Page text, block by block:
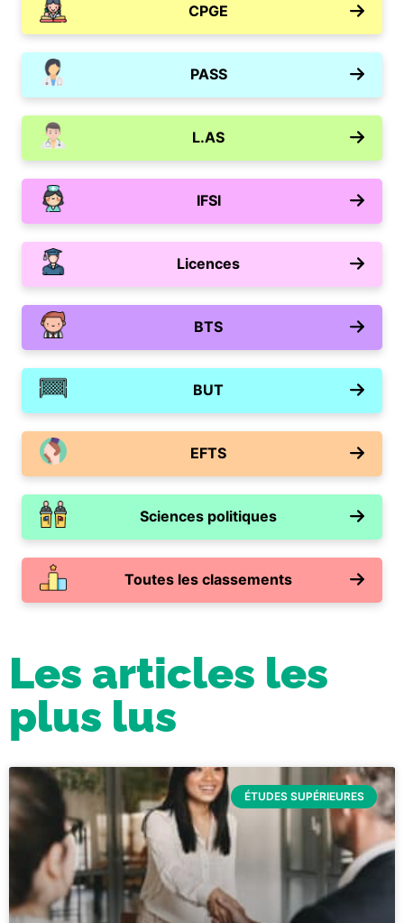
CPGE
PASS
L.AS
IFSI
Licences
BTS
BUT
EFTS
Sciences politiques
Toutes les classements
Les articles les
plus lus
ÉTUDES SUPÉRIEURES